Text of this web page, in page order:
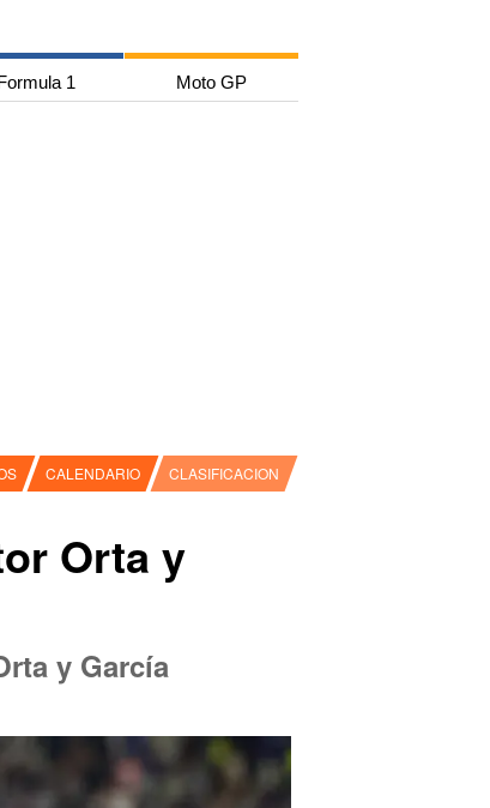
1 Moto GP
CALENDARIO CLASIFICACION
Orta y
y García